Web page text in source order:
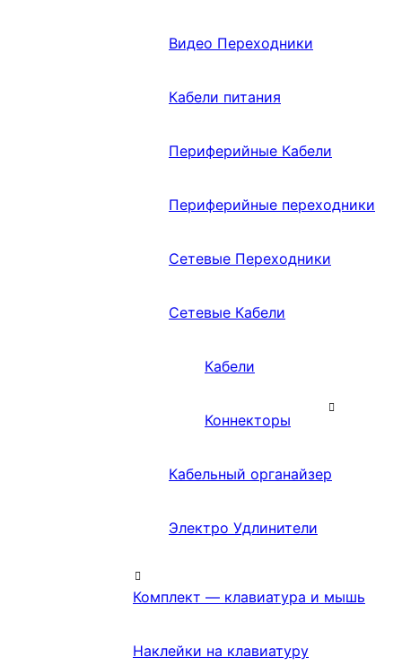
Видео Переходники
Кабели питания
Периферийные Кабели
Периферийные переходники
Сетевые Переходники
Сетевые Кабели
Кабели
Коннекторы
Кабельный органайзер
Электро Удлинители
Комплект — клавиатура и мышь
Наклейки на клавиатуру